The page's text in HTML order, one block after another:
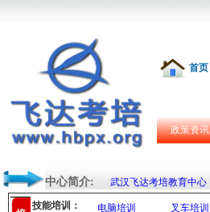
首页
政策资讯
中心简介: 武汉飞达考培教育中心
技能培训： 电脑培训 叉车培训